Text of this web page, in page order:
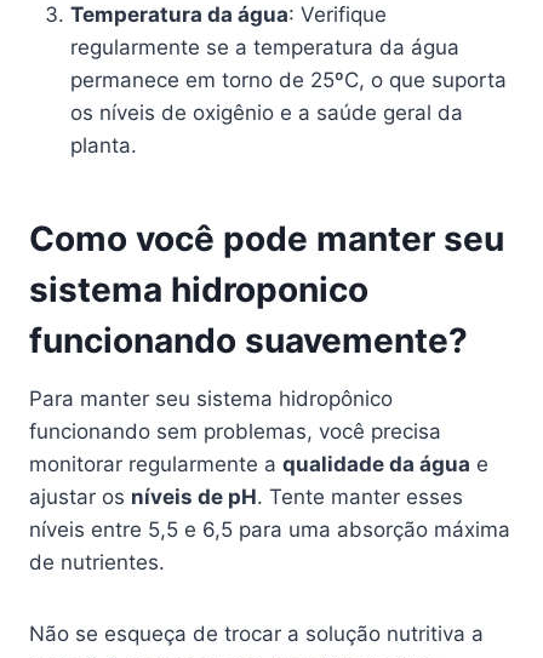
Temperatura da água: Verifique
regularmente se a temperatura da água
permanece em torno de 25ºC, o que suporta
os níveis de oxigênio e a saúde geral da
planta.
Como você pode manter seu
sistema hidroponico
funcionando suavemente?
Para manter seu sistema hidropônico
funcionando sem problemas, você precisa
monitorar regularmente a qualidade da água e
ajustar os níveis de pH. Tente manter esses
níveis entre 5,5 e 6,5 para uma absorção máxima
de nutrientes.
Não se esqueça de trocar a solução nutritiva a